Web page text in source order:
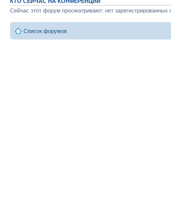
Сейчас этот форум просматривают: нет зарегистрированных
Список форумов